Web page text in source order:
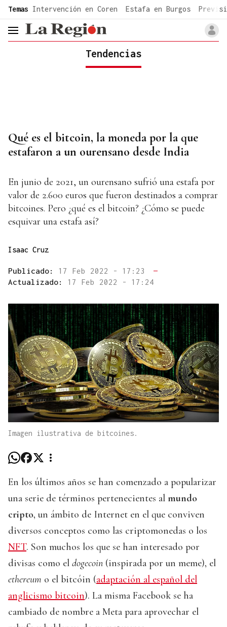
common.go-to-content
Temas Intervención en Coren Estafa en Burgos
header.menu.open
Tendencias
Qué es el bitcoin, la moneda por la que
estafaron a un ourensano desde India
En junio de 2021, un ourensano sufrió una estafa por
valor de 2.600 euros que fueron destinados a comprar
bitcoines. Pero ¿qué es el bitcoin? ¿Cómo se puede
esquivar una estafa así?
Isaac Cruz
Publicado: 17 Feb 2022 - 17:23
—
Actualizado: 17 Feb 2022 - 17:24
Imagen ilustrativa de bitcoines.
En los últimos años se han comenzado a popularizar
una serie de términos pertenecientes al mundo
cripto, un ámbito de Internet en el que conviven
diversos conceptos como las criptomonedas o los
NFT. Son muchos los que se han interesado por
divisas como el dogecoin (inspirada por un meme), el
ethereum o el bitcóin (adaptación al español del
anglicismo bitcoin). La misma Facebook se ha
cambiado de nombre a Meta para aprovechar el